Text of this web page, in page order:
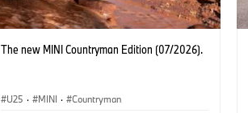
The new MINI Countryman Edition (07/2026).
U25 · MINI · Countryman